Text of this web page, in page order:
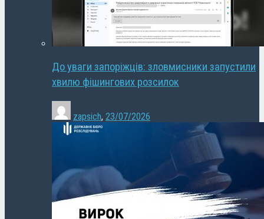
До уваги запоріжців: зловмисники запустили
хвилю фішингових розсилок
zapsich, 23/07/2026